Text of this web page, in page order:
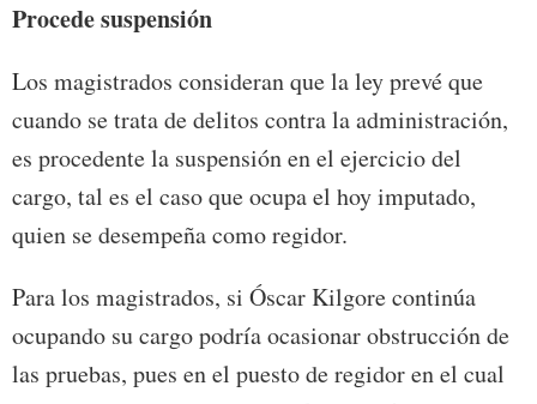
Procede suspensión
Los magistrados consideran que la ley prevé que
cuando se trata de delitos contra la administración,
es procedente la suspensión en el ejercicio del
cargo, tal es el caso que ocupa el hoy imputado,
quien se desempeña como regidor.
Para los magistrados, si Óscar Kilgore continúa
ocupando su cargo podría ocasionar obstrucción de
las pruebas, pues en el puesto de regidor en el cual